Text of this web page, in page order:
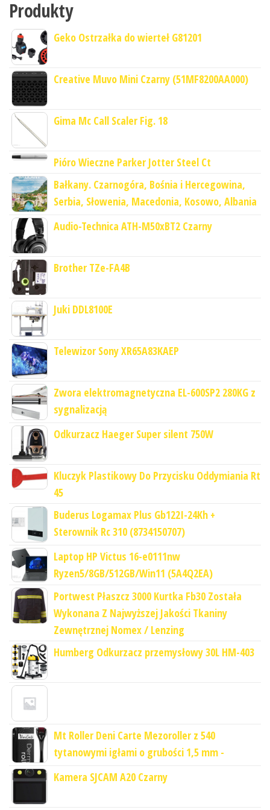
Produkty
Geko Ostrzałka do wierteł G81201
Creative Muvo Mini Czarny (51MF8200AA000)
Gima Mc Call Scaler Fig. 18
Pióro Wieczne Parker Jotter Steel Ct
Bałkany. Czarnogóra, Bośnia i Hercegowina,
Serbia, Słowenia, Macedonia, Kosowo, Albania
Audio-Technica ATH-M50xBT2 Czarny
Brother TZe-FA4B
Juki DDL8100E
Telewizor Sony XR65A83KAEP
Zwora elektromagnetyczna EL-600SP2 280KG z
sygnalizacją
Odkurzacz Haeger Super silent 750W
Kluczyk Plastikowy Do Przycisku Oddymiania Rt
45
Buderus Logamax Plus Gb122I-24Kh +
Sterownik Rc 310 (8734150707)
Laptop HP Victus 16-e0111nw
Ryzen5/8GB/512GB/Win11 (5A4Q2EA)
Portwest Płaszcz 3000 Kurtka Fb30 Została
Wykonana Z Najwyższej Jakości Tkaniny
Zewnętrznej Nomex / Lenzing
Humberg Odkurzacz przemysłowy 30L HM-403
Mt Roller Deni Carte Mezoroller z 540
tytanowymi igłami o grubości 1,5 mm -
Kamera SJCAM A20 Czarny